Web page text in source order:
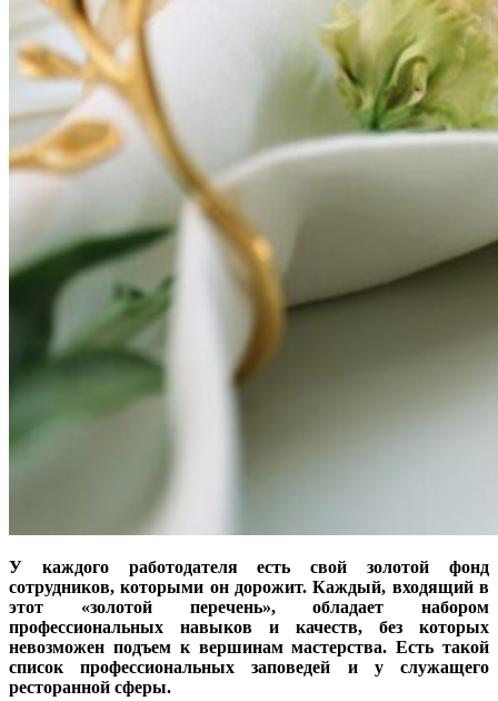
У каждого работодателя есть свой золотой фонд
сотрудников, которыми он дорожит. Каждый, входящий в
этот «золотой перечень», обладает набором
профессиональных навыков и качеств, без которых
невозможен подъем к вершинам мастерства. Есть такой
список профессиональных заповедей и у служащего
ресторанной сферы.